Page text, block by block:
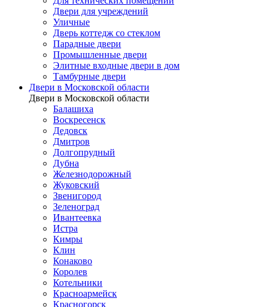
Двери для учреждений
Уличные
Дверь коттедж со стеклом
Парадные двери
Промышленные двери
Элитные входные двери в дом
Тамбурные двери
Двери в Московской области
Двери в Московской области
Балашиха
Воскресенск
Дедовск
Дмитров
Долгопрудный
Дубна
Железнодорожный
Жуковский
Звенигород
Зеленоград
Ивантеевка
Истра
Кимры
Клин
Конаково
Королев
Котельники
Красноармейск
Красногорск